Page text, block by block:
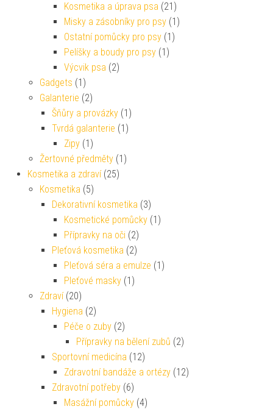
Kosmetika a úprava psa (21)
Misky a zásobníky pro psy (1)
Ostatní pomůcky pro psy (1)
Pelíšky a boudy pro psy (1)
Výcvik psa (2)
Gadgets (1)
Galanterie (2)
Šňůry a provázky (1)
Tvrdá galanterie (1)
Zipy (1)
Žertovné předměty (1)
Kosmetika a zdraví (25)
Kosmetika (5)
Dekorativní kosmetika (3)
Kosmetické pomůcky (1)
Přípravky na oči (2)
Pleťová kosmetika (2)
Pleťová séra a emulze (1)
Pleťové masky (1)
Zdraví (20)
Hygiena (2)
Péče o zuby (2)
Přípravky na bělení zubů (2)
Sportovní medicína (12)
Zdravotní bandáže a ortézy (12)
Zdravotní potřeby (6)
Masážní pomůcky (4)